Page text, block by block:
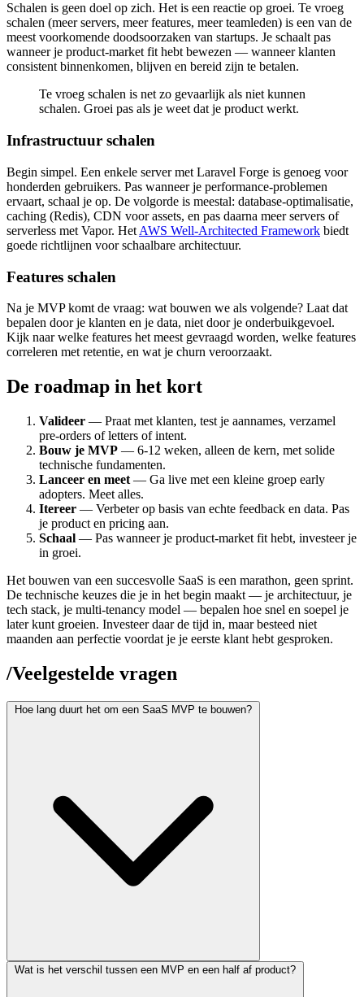
Schalen is geen doel op zich. Het is een reactie op groei. Te vroeg
schalen (meer servers, meer features, meer teamleden) is een van de
meest voorkomende doodsoorzaken van startups. Je schaalt pas
wanneer je product-market fit hebt bewezen — wanneer klanten
consistent binnenkomen, blijven en bereid zijn te betalen.
Te vroeg schalen is net zo gevaarlijk als niet kunnen
schalen. Groei pas als je weet dat je product werkt.
Infrastructuur schalen
Begin simpel. Een enkele server met Laravel Forge is genoeg voor
honderden gebruikers. Pas wanneer je performance-problemen
ervaart, schaal je op. De volgorde is meestal: database-optimalisatie,
caching (Redis), CDN voor assets, en pas daarna meer servers of
serverless met Vapor. Het AWS Well-Architected Framework biedt
goede richtlijnen voor schaalbare architectuur.
Features schalen
Na je MVP komt de vraag: wat bouwen we als volgende? Laat dat
bepalen door je klanten en je data, niet door je onderbuikgevoel.
Kijk naar welke features het meest gevraagd worden, welke features
correleren met retentie, en wat je churn veroorzaakt.
De roadmap in het kort
Valideer — Praat met klanten, test je aannames, verzamel
pre-orders of letters of intent.
Bouw je MVP — 6-12 weken, alleen de kern, met solide
technische fundamenten.
Lanceer en meet — Ga live met een kleine groep early
adopters. Meet alles.
Itereer — Verbeter op basis van echte feedback en data. Pas
je product en pricing aan.
Schaal — Pas wanneer je product-market fit hebt, investeer je
in groei.
Het bouwen van een succesvolle SaaS is een marathon, geen sprint.
De technische keuzes die je in het begin maakt — je architectuur, je
tech stack, je multi-tenancy model — bepalen hoe snel en soepel je
later kunt groeien. Investeer daar de tijd in, maar besteed niet
maanden aan perfectie voordat je je eerste klant hebt gesproken.
/Veelgestelde vragen
Hoe lang duurt het om een SaaS MVP te bouwen?
Een goed MVP bouw je in 6 tot 12 weken. De nadruk ligt op
Wat is het verschil tussen een MVP en een half af product?